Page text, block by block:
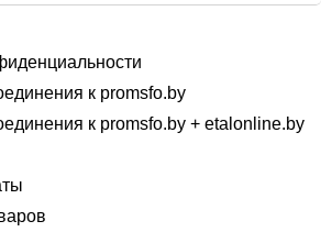
к promsfo.by
к promsfo.by + etalonline.by